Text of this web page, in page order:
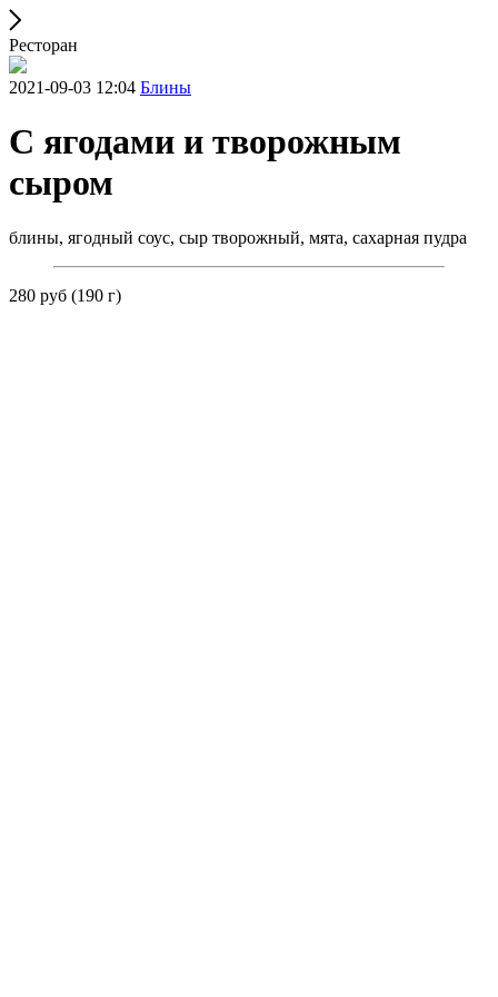
Ресторан
2021-09-03 12:04 Блины
С ягодами и творожным
сыром
блины, ягодный соус, сыр творожный, мята, сахарная пудра
280 руб (190 г)